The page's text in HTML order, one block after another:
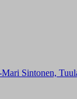
Sintonen,